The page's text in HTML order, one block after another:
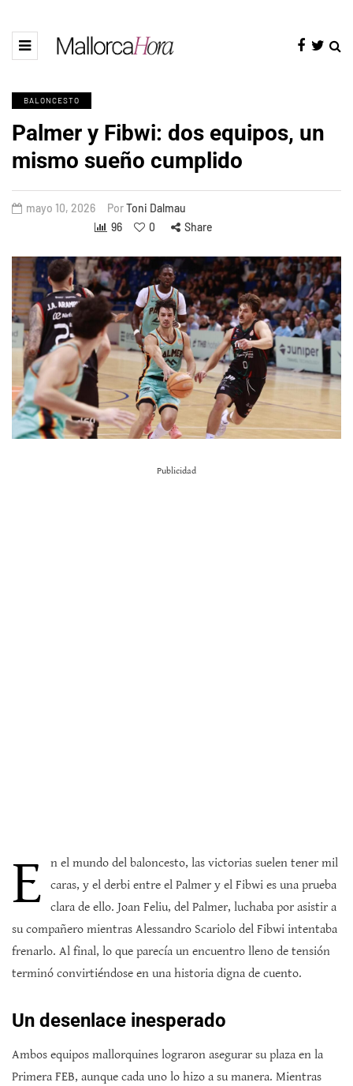
BALONCESTO
Palmer y Fibwi: dos equipos, un
mismo sueño cumplido
mayo 10, 2026 PorToni Dalmau
96
0 Share
Publicidad
E
n el mundo del baloncesto, las victorias suelen tener mil
caras, y el derbi entre el Palmer y el Fibwi es una prueba
clara de ello. Joan Feliu, del Palmer, luchaba por asistir a
su compañero mientras Alessandro Scariolo del Fibwi intentaba
frenarlo. Al final, lo que parecía un encuentro lleno de tensión
terminó convirtiéndose en una historia digna de cuento.
Un desenlace inesperado
Ambos equipos mallorquines lograron asegurar su plaza en la
Primera FEB, aunque cada uno lo hizo a su manera. Mientras